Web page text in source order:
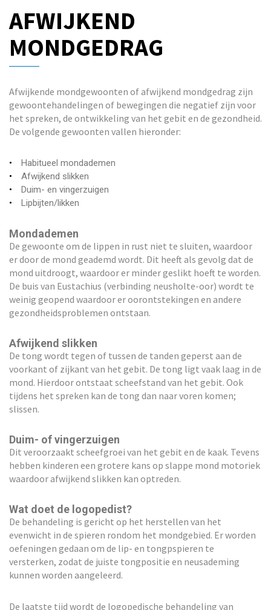
AFWIJKEND
MONDGEDRAG
Afwijkende mondgewoonten of afwijkend mondgedrag zijn
gewoontehandelingen of bewegingen die negatief zijn voor
het spreken, de ontwikkeling van het gebit en de gezondheid.
De volgende gewoonten vallen hieronder:
Habitueel mondademen
Afwijkend slikken
Duim- en vingerzuigen
Lipbijten/likken
Mondademen
De gewoonte om de lippen in rust niet te sluiten, waardoor
er door de mond geademd wordt. Dit heeft als gevolg dat de
mond uitdroogt, waardoor er minder geslikt hoeft te worden.
De buis van Eustachius (verbinding neusholte-oor) wordt te
weinig geopend waardoor er oorontstekingen en andere
gezondheidsproblemen ontstaan.
Afwijkend slikken
De tong wordt tegen of tussen de tanden geperst aan de
voorkant of zijkant van het gebit. De tong ligt vaak laag in de
mond. Hierdoor ontstaat scheefstand van het gebit. Ook
tijdens het spreken kan de tong dan naar voren komen;
slissen.
Duim- of vingerzuigen
Dit veroorzaakt scheefgroei van het gebit en de kaak. Tevens
hebben kinderen een grotere kans op slappe mond motoriek
waardoor afwijkend slikken kan optreden.
Wat doet de logopedist?
De behandeling is gericht op het herstellen van het
evenwicht in de spieren rondom het mondgebied. Er worden
oefeningen gedaan om de lip- en tongpspieren te
versterken, zodat de juiste tongpositie en neusademing
kunnen worden aangeleerd.
De laatste tijd wordt de logopedische behandeling van